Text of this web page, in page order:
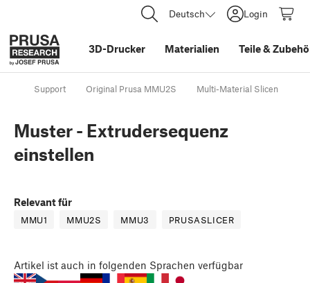
Deutsch Login
3D-Drucker Materialien Teile&
Support Original Prusa MMU2S Multi-Material Slicen
Muster - Extrudersequenz
einstellen
Relevant für
MMU1 MMU2S MMU3 PRUSASLICER
Artikel ist auch in folgenden Sprachen verfügbar